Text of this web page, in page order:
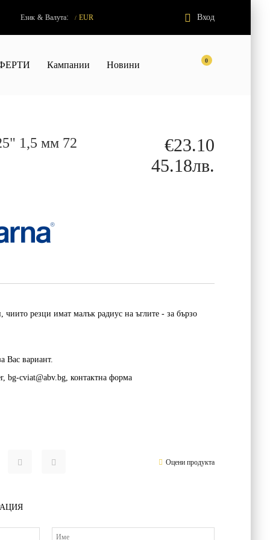
Език & Валута: / EUR Вход
0
Кампании Новини
1,5 мм 72
€23.10
45.18лв.
резци имат малък радиус на ъглите - за бързо
Вас вариант.
bg-cviat@abv.bg, контактна форма
Оцени продукта